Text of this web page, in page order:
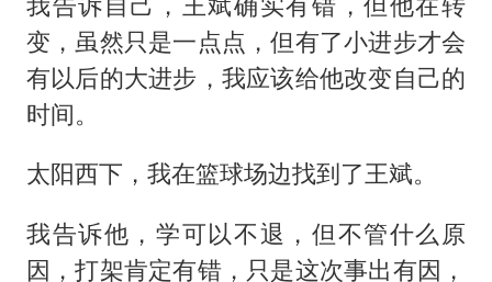
变，虽然只是一点点，但有了小进步才会
有以后的大进步，我应该给他改变自己的
时间。
太阳西下，我在篮球场边找到了王斌。
我告诉他，学可以不退，但不管什么原
因，打架肯定有错，只是这次事出有因，